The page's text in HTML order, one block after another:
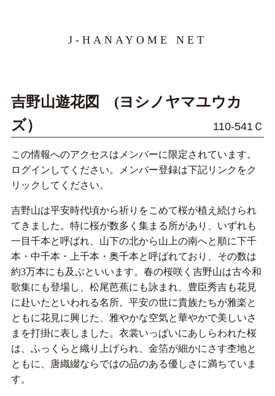
J-HANAYOME NET
吉野山遊花図 (ヨシノヤマユウカ
ズ）
110-541Ｃ
この情報へのアクセスはメンバーに限定されています。
ログインしてください。メンバー登録は下記リンクをク
リックしてください。
吉野山は平安時代頃から祈りをこめて桜が植え続けられ
てきました。特に桜が数多く集まる所があり、いずれも
一目千本と呼ばれ、山下の北から山上の南へと順に下千
本・中千本・上千本・奥千本と呼ばれており、その数は
約3万本にも及ぶといいます。春の桜咲く吉野山は古今和
歌集にも登場し、松尾芭蕉にも詠まれ、豊臣秀吉も花見
に赴いたといわれる名所。平安の世に貴族たちが雅楽と
ともに花見に興じた、雅やかな空気と華やかで美しいさ
まを打掛に表しました。衣裳いっぱいにあしらわれた桜
は、ふっくらと織り上げられ、金箔が細かにさす杢地と
ともに、唐織綴ならではの品のある優しさに満ちていま
す。